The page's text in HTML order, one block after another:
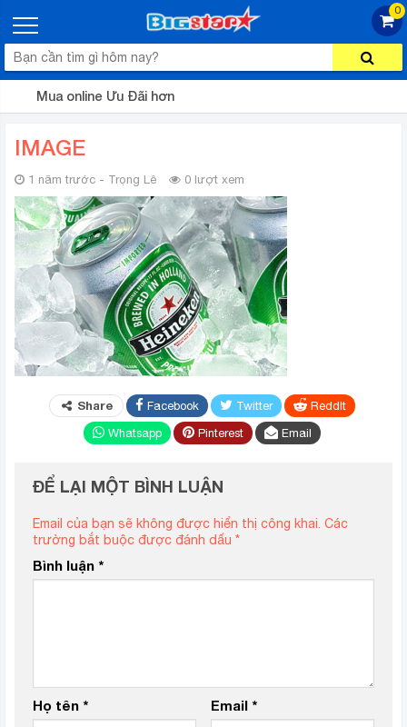
0
Mua online Ưu Đãi hơn
IMAGE
1 năm trước - Trọng Lê 0 lượt xem
Share Facebook Twitter
ReddIt
Whatsapp
Pinterest Email
ĐỂ LẠI MỘT BÌNH LUẬN
Email của bạn sẽ không được hiển thị công khai. Các
trường bắt buộc được đánh dấu *
Bình luận *
Họ tên * Email *